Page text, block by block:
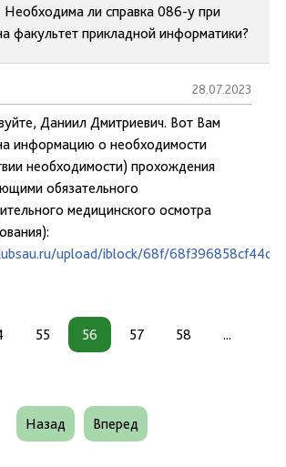
Необходима ли справка 086-у при
факультет прикладной информатики?
28.07.2023
Даниил Дмитриевич. Вот Вам
информацию о необходимости
необходимости) прохождения
обязательного
медицинского осмотра
upload/iblock/68f/
55 56 57 58 ...
Назад Вперед